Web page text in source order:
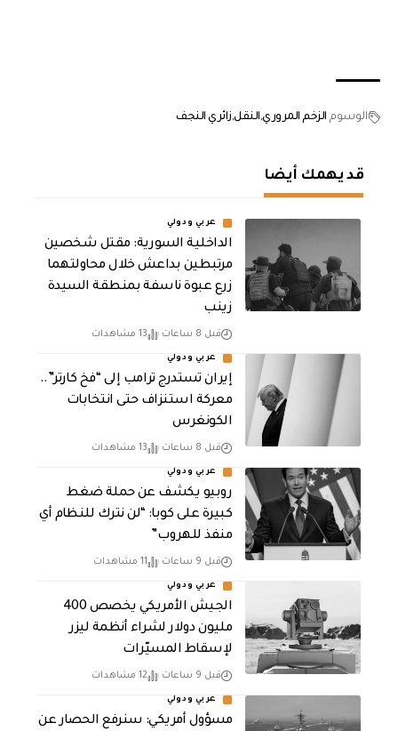
الوسوم الزخم المروري النقل زائري النجف
قد يهمك أيضا
عربي ودولي
الداخلية السورية: مقتل شخصين
مرتبطين بداعش خلال محاولتهما
زرع عبوة ناسفة بمنطقة السيدة
زينب
قبل 8 ساعات 13 مشاهدات
عربي ودولي
إيران تستدرج ترامب إلى “فخ كارتر”..
معركة استنزاف حتى انتخابات
الكونغرس
قبل 8 ساعات 13 مشاهدات
عربي ودولي
روبيو يكشف عن حملة ضغط
كبيرة على كوبا: “لن نترك للنظام أي
منفذ للهروب”
قبل 9 ساعات 11 مشاهدات
عربي ودولي
الجيش الأمريكي يخصص 400
مليون دولار لشراء أنظمة ليزر
لإسقاط المسيّرات
قبل 9 ساعات 12 مشاهدات
عربي ودولي
مسؤول أمريكي: سنرفع الحصار عن